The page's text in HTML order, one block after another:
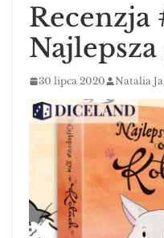
Recenzja
30 lipca 2020 Natalia